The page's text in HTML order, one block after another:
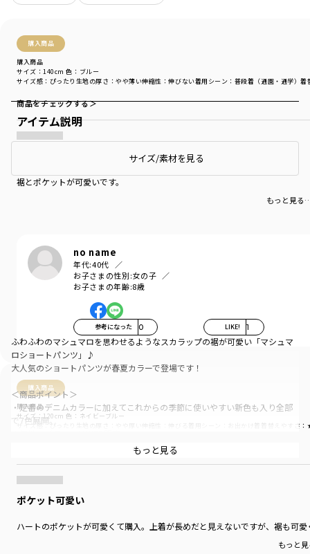
購入商品
購入商品
サイズ感 ：ぴったり 生地の厚さ ：やや薄い伸縮性 ：伸びない着用シーン ：普段着（通園・通学）着
サイズ：140cm 色：ブルー
商品をチェックする＞
裾とポケットが可愛いです。
もっと見る
no name
年代:40代
お子さまの性別:女の子
お子さまの年齢:8歳
参考になった 0 LIKE! 1
購入商品
購入商品
サイズ感：ぴったり 着替えやすさ
サイズ：120cm 色：ネイビーブルー
ポケット可愛い
ハートのポケットが可愛くて購入。上着が長めだと見えないですが、裾も可愛
もっと
アイテム説明
サイズ/素材を見る
ふわふわのマシュマロを思わせるようなスカラップの裾が可愛い「マシュマ
ロショートパンツ」♪
大人気のショートパンツが春夏カラーで登場です！
＜商品ポイント＞
・定番のデニムカラーに加えてこれからの季節に使いやすい新色も入り全部
で7色展開。
・ハートポケット／スカラップの裾が特徴的で可愛い印象に。
もっと見る